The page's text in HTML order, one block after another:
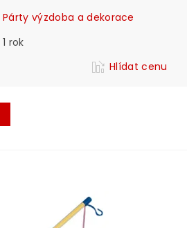
Párty výzdoba a dekorace
1 rok
Hlídat cenu